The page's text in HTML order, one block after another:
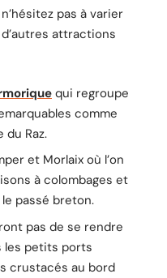
pas à varier
attractions
qui regroupe
comme
du Raz.
et Morlaix où l’on
à colombages et
passé breton.
pas de se rendre
les petits ports
crustacés au bord